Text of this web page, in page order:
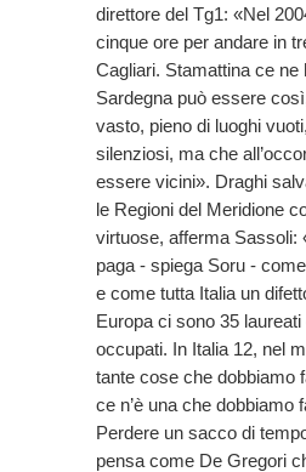
direttore del Tg1: «Nel
cinque ore per andare in
Cagliari. Stamattina ce ne
Sardegna può essere
vasto, pieno di luoghi
silenziosi, ma che
essere vicini». Draghi
le Regioni del Meridione
virtuose, afferma Sassoli:
paga - spiega Soru -
e come tutta Italia un
Europa ci sono 35
occupati. In Italia 12, nel
tante cose che dobbiamo
ce n’è una che dobbiamo
Perdere un sacco di
pensa come De Gregori